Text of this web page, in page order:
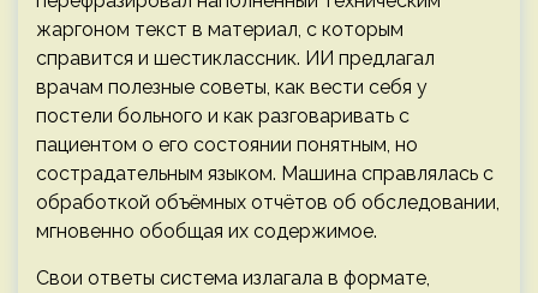
жаргоном текст в материал, с которым
справится и шестиклассник. ИИ предлагал
врачам полезные советы, как вести себя у
постели больного и как разговаривать с
пациентом о его состоянии понятным, но
сострадательным языком. Машина справлялась с
обработкой объёмных отчётов об обследовании,
мгновенно обобщая их содержимое.
Свои ответы система излагала в формате,